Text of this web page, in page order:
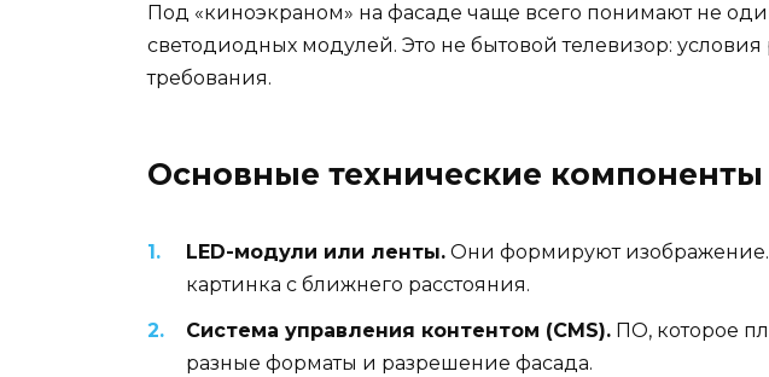
Под «киноэкраном» на фасаде чаще всего понимают не
светодиодных модулей. Это не бытовой телевизор:
требования.
Основные технические
LED-модули или ленты. Они формируют
картинка с ближнего расстояния.
Система управления контентом (CMS). ПО, которое
разные форматы и разрешение фасада.